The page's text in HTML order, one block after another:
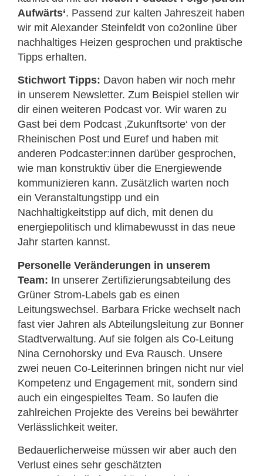
Aufwärts‘. Passend zur kalten Jahreszeit haben
wir mit Alexander Steinfeldt von co2online über
nachhaltiges Heizen gesprochen und praktische
Tipps erhalten.
Stichwort Tipps: Davon haben wir noch mehr
in unserem Newsletter. Zum Beispiel stellen wir
dir einen weiteren Podcast vor. Wir waren zu
Gast bei dem Podcast ‚Zukunftsorte‘ von der
Rheinischen Post und Euref und haben mit
anderen Podcaster:innen darüber gesprochen,
wie man konstruktiv über die Energiewende
kommunizieren kann. Zusätzlich warten noch
ein Veranstaltungstipp und ein
Nachhaltigkeitstipp auf dich, mit denen du
energiepolitisch und klimabewusst in das neue
Jahr starten kannst.
Personelle Veränderungen in unserem
Team: In unserer Zertifizierungsabteilung des
Grüner Strom-Labels gab es einen
Leitungswechsel. Barbara Fricke wechselt nach
fast vier Jahren als Abteilungsleitung zur Bonner
Stadtverwaltung. Auf sie folgen als Co-Leitung
Nina Cernohorsky und Eva Rausch. Unsere
zwei neuen Co-Leiterinnen bringen nicht nur viel
Kompetenz und Engagement mit, sondern sind
auch ein eingespieltes Team. So laufen die
zahlreichen Projekte des Vereins bei bewährter
Verlässlichkeit weiter.
Bedauerlicherweise müssen wir aber auch den
Verlust eines sehr geschätzten